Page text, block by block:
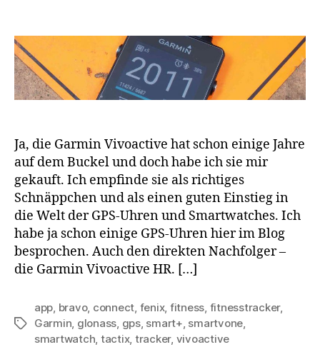
Ja, die Garmin Vivoactive hat schon einige Jahre
auf dem Buckel und doch habe ich sie mir
gekauft. Ich empfinde sie als richtiges
Schnäppchen und als einen guten Einstieg in
die Welt der GPS-Uhren und Smartwatches. Ich
habe ja schon einige GPS-Uhren hier im Blog
besprochen. Auch den direkten Nachfolger –
die Garmin Vivoactive HR. […]
Schlagwörter
app, bravo, connect, fenix, fitness, fitnesstracker,
Garmin, glonass, gps, smart+, smartvone,
smartwatch, tactix, tracker, vivoactive